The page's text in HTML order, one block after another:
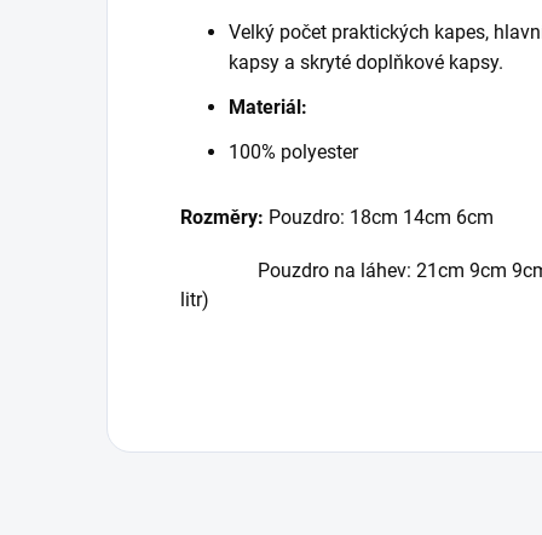
Velký počet praktických kapes,
kapsy a skryté doplňkové kapsy.
Materiál:
100% polyester
Rozměry: Pouzdro: 18cm 14cm 6cm
Pouzdro na láhev: 21cm 9cm 9cm -
litr)